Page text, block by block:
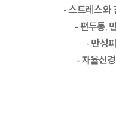
- 스트레스와
- 편두통,
- 만성
- 자율신